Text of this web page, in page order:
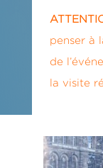
penser à
de
la visite